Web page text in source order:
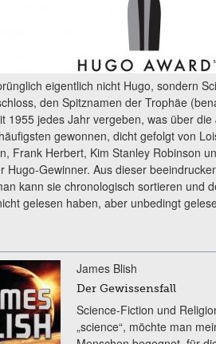
eigentlich nicht Hugo, sondern
den Spitznamen der Trophäe
1955 jedes Jahr vergeben, was über
gewonnen, dicht gefolgt von
Frank Herbert, Kim Stanley Robinson
Hugo-Gewinner. Aus dieser
kann sie chronologisch sortieren und
gelesen haben, aber unbedingt
James Blish
Der Gewissensfall
Science-Fiction und
„science“, möchte man